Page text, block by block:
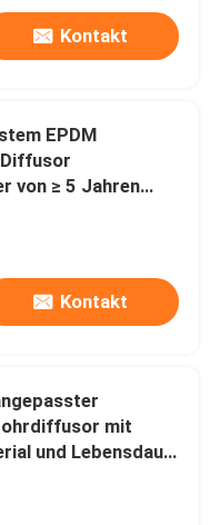
Kontakt
EPDM
von ≥ 5 Jahren
Kontakt
mit
und Lebensdauer